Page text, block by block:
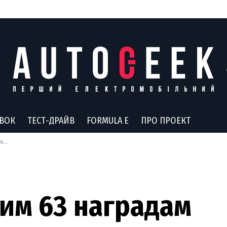
ТЕСТ-ДРАЙВ FORMULA E ПРО ПРОЕКТ
63 наградам